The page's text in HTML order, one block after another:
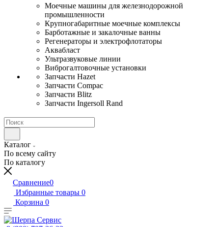
Моечные машины для железнодорожной
промышленности
Крупногабаритные моечные комплексы
Барботажные и закалочные ванны
Регенераторы и электрофлотаторы
Аквабласт
Ультразвуковые линии
Виброгалтовочные установки
Запчасти Hazet
Запчасти Compac
Запчасти Blitz
Запчасти Ingersoll Rand
Каталог
По всему сайту
По каталогу
Сравнение0
Избранные товары 0
Корзина 0